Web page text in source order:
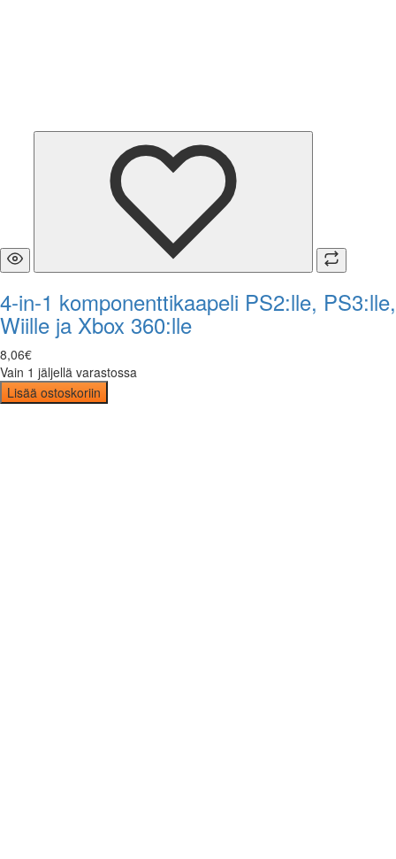
4-in-1 komponenttikaapeli PS2:lle, PS3:lle,
Wiille ja Xbox 360:lle
8,06€
Vain 1 jäljellä varastossa
Lisää ostoskoriin